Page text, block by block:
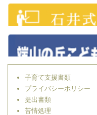
子育て支援書類
プライバシーポリシー
提出書類
苦情処理